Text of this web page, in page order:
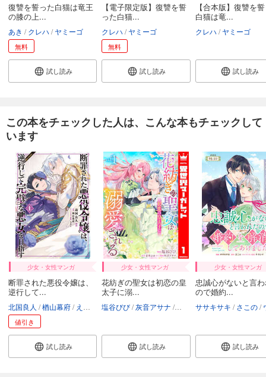
復讐を誓った白猫は竜王
の膝の上...
あき クレハ ヤミーゴ
無料
試し読み
【電子限定版】復讐を誓
った白猫...
クレハ ヤミーゴ
無料
試し読み
【合本版】復讐を
白猫は竜...
クレハ ヤミーゴ
試し読み
この本をチェックした人は、こんな本もチェックして
います
少女・女性マンガ
断罪された悪役令嬢は、
逆行して...
北国良人 楢山幕府 えびすし
値引き
試し読み
少女・女性マンガ
花紡ぎの聖女は初恋の皇
太子に溺...
塩谷びび 灰音アサナ 青季ふゆ
試し読み
少女・女性マンガ
忠誠心がないと言
ので婚約...
ササキサキ さこの
試し読み